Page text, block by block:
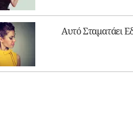
Αυτό Σταματάει